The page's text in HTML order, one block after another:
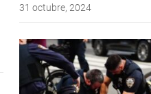
31 octubre, 2024